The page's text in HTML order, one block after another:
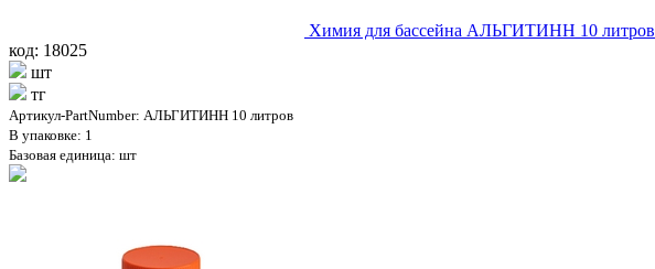
Химия для бассейна АЛЬГИТИНН 10 литров
код: 18025
шт
тг
Артикул-PartNumber: АЛЬГИТИНН 10 литров
В упаковке: 1
Базовая единица: шт